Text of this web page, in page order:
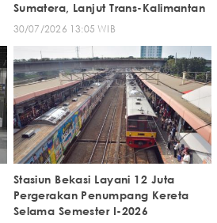
Sumatera, Lanjut Trans-Kalimantan
30/07/2026 13:05 WIB
Stasiun Bekasi Layani 12 Juta
Pergerakan Penumpang Kereta
Selama Semester I-2026